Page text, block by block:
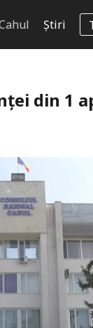
Știri
din 1